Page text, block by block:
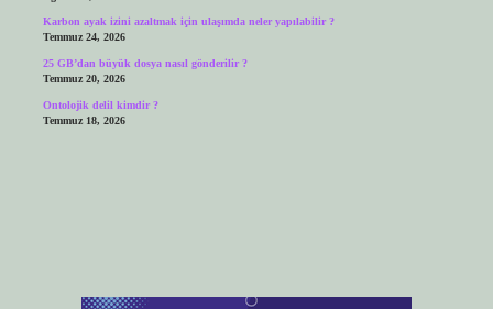
Karbon ayak izini azaltmak için ulaşımda neler yapılabilir ?
Temmuz 24, 2026
25 GB’dan büyük dosya nasıl gönderilir ?
Temmuz 20, 2026
Ontolojik delil kimdir ?
Temmuz 18, 2026